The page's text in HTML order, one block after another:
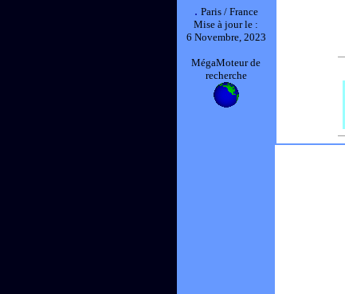
. Paris / France
Mise à jour le :
6 Novembre, 2023
MégaMoteur de
recherche